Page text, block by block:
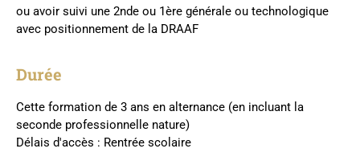
ou avoir suivi une 2nde ou 1ère générale ou technologique
avec positionnement de la DRAAF
Durée
Cette formation de 3 ans en alternance (en incluant la
seconde professionnelle nature)
Délais d'accès : Rentrée scolaire